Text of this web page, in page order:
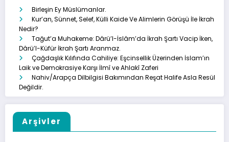
Birleşin Ey Müslümanlar.
Kur’an, Sünnet, Selef, Külli Kaide Ve Alimlerin Görüşü İle İkrah
Nedir?
Tağut’a Muhakeme: Dârü’l-İslâm’da İkrah Şartı Vacip İken,
Dârü’l-Küfür İkrah Şartı Aranmaz.
Çağdaşlık Kılıfında Cahiliye: Eşcinsellik Üzerinden İslam’ın
Laik ve Demokrasiye Karşı İlmî ve Ahlakî Zaferi
Nahiv/Arapça Dilbilgisi Bakımından Reşat Halife Asla Resül
Değildir.
Arşivler